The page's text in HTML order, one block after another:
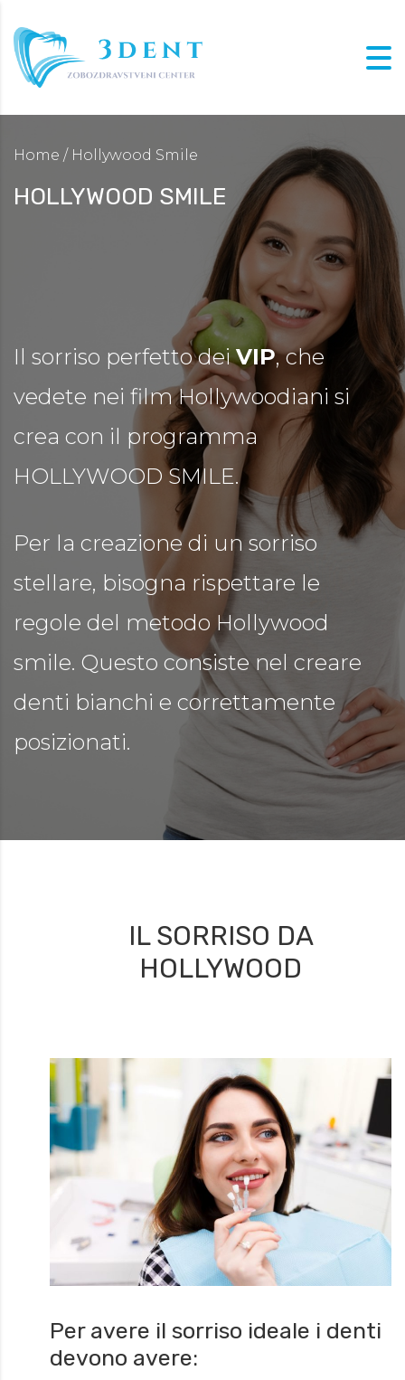
Home / Hollywood Smile
HOLLYWOOD SMILE
Il sorriso perfetto deiVIP, che
vedete nei film Hollywoodiani si
crea con il programma
HOLLYWOOD SMILE.
Per la creazione di un sorriso
stellare, bisogna rispettare le
regole del metodo Hollywood
smile. Questo consiste nel creare
denti bianchi e correttamente
posizionati.
IL SORRISO DA
HOLLYWOOD
Per avere il sorriso ideale i denti
devono avere: